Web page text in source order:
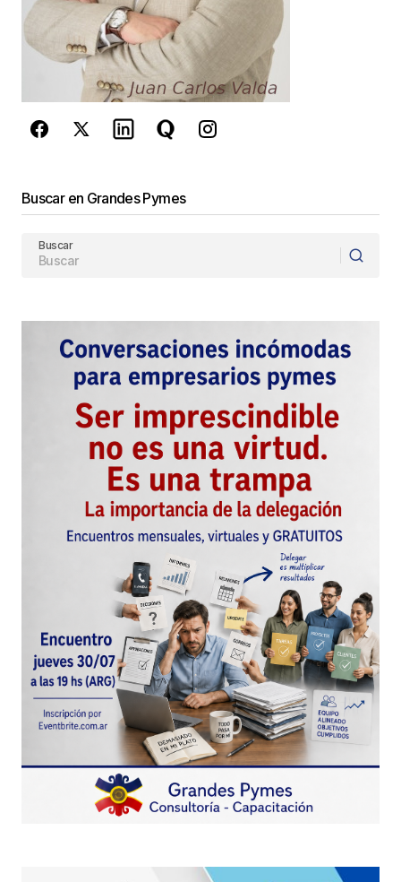
Este sitio esta protegido por
reCAPTCHA y la Política de
privacidad y los Términos del servicio
de Googlese aplican.
Buscar en Grandes Pymes
Buscar